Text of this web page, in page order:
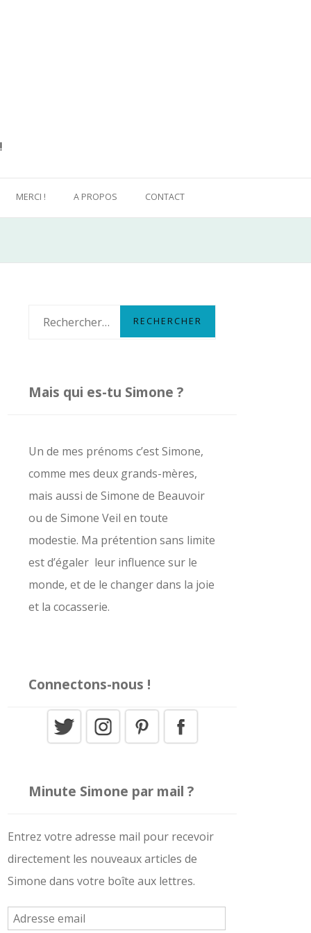
MERCI ! A PROPOS CONTACT
c
h
e
r
:
Mais qui es-tu Simone ?
Un de mes prénoms c’est Simone,
comme mes deux grands-mères,
mais aussi de Simone de Beauvoir
ou de Simone Veil en toute
modestie. Ma prétention sans limite
est d’égaler leur influence sur le
monde, et de le changer dans la joie
et la cocasserie.
Connectons-nous !
Minute Simone par mail ?
Entrez votre adresse mail pour recevoir
directement les nouveaux articles de
Simone dans votre boîte aux lettres.